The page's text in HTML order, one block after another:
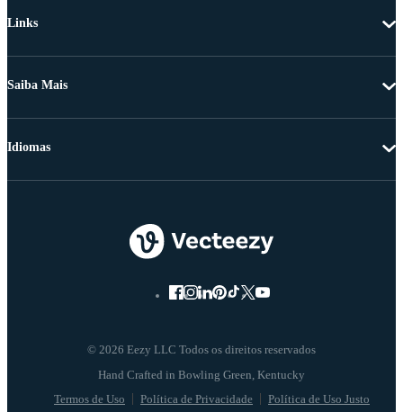
Links
Saiba Mais
© 2026 Eezy LLC Todos os direitos reservados
Termos de Uso Política de Privacidade Política de Uso Justo
Idiomas